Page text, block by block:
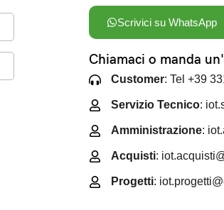
Scrivici su WhatsApp
Chiamaci o manda
Customer: Tel +39
Servizio Tecnico:
Amministrazione:
Acquisti:
Progetti: